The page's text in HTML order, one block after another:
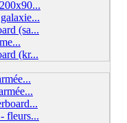
(sa...
(kr...
fleurs...